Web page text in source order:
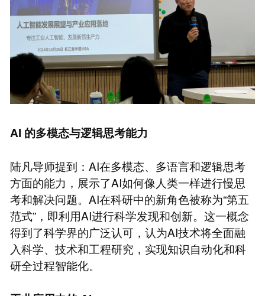
AI 的多模态与逻辑思考能力
陆凡导师提到：AI在多模态、多语言和逻辑思考
方面的能力，展示了AI如何像人类一样进行慢思
考和解决问题。AI在科研中的新角色被称为“第五
范式”，即利用AI进行科学发现和创新。这一概念
得到了科学界的广泛认可，认为AI技术将全面融
入科学、技术和工程研究，实现知识自动化和科
研全过程智能化。